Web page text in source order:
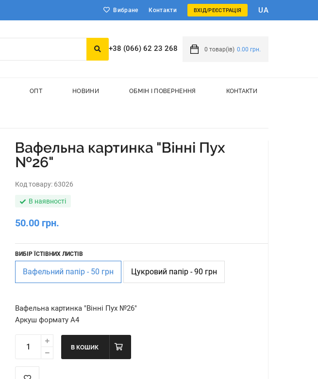
Вибране Контакти ВХІД/РЕЄСТРАЦІЯ UA
+38 (066) 62 23 268 0 товар(ів) 0.00 грн.
ОПТ НОВИНИ ОБМІН І ПОВЕРНЕННЯ КОНТАКТИ
Вафельна картинка "Вінні Пух
№26"
Код товару: 63026
В наявності
50.00 грн.
ВИБІР ЇСТІВНИХ ЛИСТІВ
Вафельний папір - 50 грн Цукровий папір - 90 грн
Вафельна картинка "Вінні Пух №26"
Аркуш формату А4
В КОШИК